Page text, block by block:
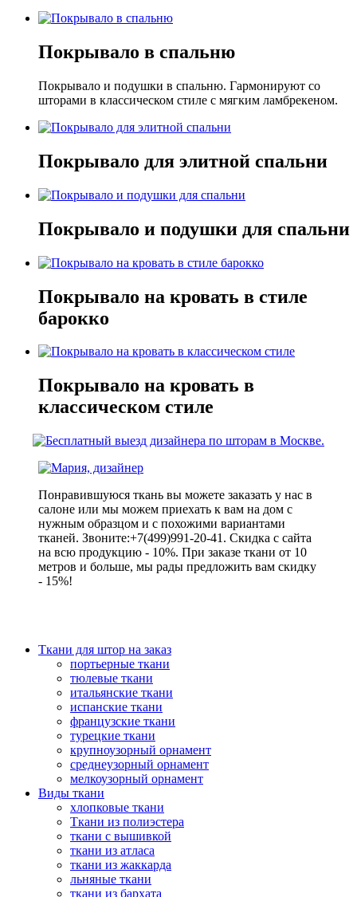
Покрывало в спальню
Покрывало и подушки в спальню. Гармонируют со
шторами в классическом стиле с мягким ламбрекеном.
Покрывало для элитной спальни
Покрывало и подушки для спальни
Покрывало на кровать в стиле
барокко
Покрывало на кровать в
классическом стиле
Понравившуюся ткань вы можете заказать у нас в
салоне или мы можем приехать к вам на дом с
нужным образцом и с похожими вариантами
тканей. Звоните:+7(499)991-20-41. Скидка с сайта
на всю продукцию - 10%. При заказе ткани от 10
метров и больше, мы рады предложить вам скидку
- 15%!
Ткани для штор на заказ
портьерные ткани
тюлевые ткани
итальянские ткани
испанские ткани
французские ткани
турецкие ткани
крупноузорный орнамент
среднеузорный орнамент
мелкоузорный орнамент
Виды ткани
хлопковые ткани
Ткани из полиэстера
ткани с вышивкой
ткани из атласа
ткани из жаккарда
льняные ткани
ткани из бархата